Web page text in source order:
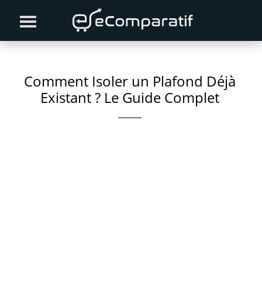
primary
content
primary
Comment Isoler un Plafond Déjà
Existant ? Le Guide Complet